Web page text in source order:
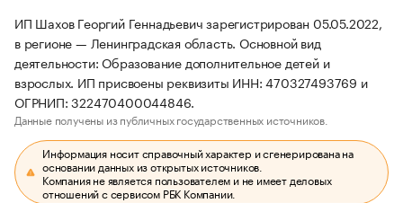
ИП Шахов Георгий Геннадьевич зарегистрирован 05.05.2022,
в регионе — Ленинградская область. Основной вид
деятельности: Образование дополнительное детей и
взрослых. ИП присвоены реквизиты ИНН: 470327493769 и
ОГРНИП: 322470400044846.
Данные получены из публичных государственных источников.
Информация носит справочный характер и сгенерирована на
основании данных из открытых источников.
Компания не является пользователем и не имеет деловых
отношений с сервисом РБК Компании.